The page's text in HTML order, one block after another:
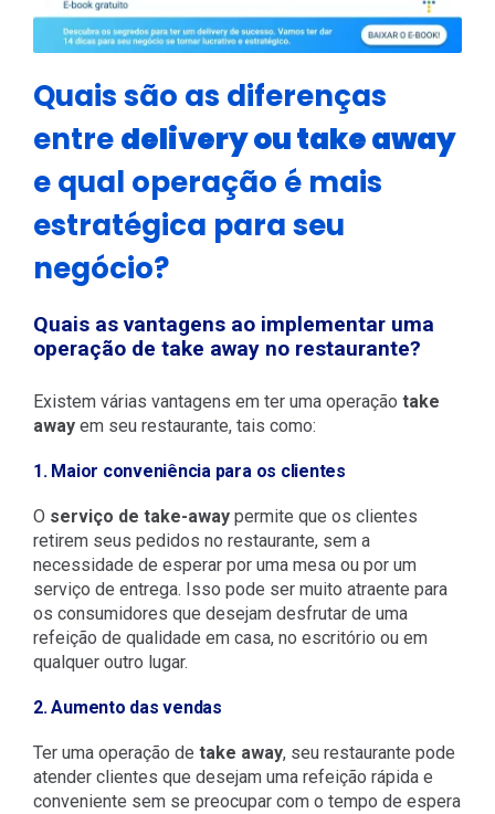
Quais são as diferenças
entredelivery ou take away
e qual operação é mais
estratégica para seu
negócio?
Quais as vantagens ao implementar uma
operação de take away no restaurante?
Existem várias vantagens em ter uma operação take
awayem seu restaurante, tais como:
1. Maior conveniência para os clientes
O serviço de take-awaypermite que os clientes
retirem seus pedidos no restaurante, sem a
necessidade de esperar por uma mesa ou por um
serviço de entrega. Isso pode ser muito atraente para
os consumidores que desejam desfrutar de uma
refeição de qualidade em casa, no escritório ou em
qualquer outro lugar.
2. Aumento das vendas
Ter uma operação de take away, seu restaurante pode
atender clientes que desejam uma refeição rápida e
conveniente sem se preocupar com o tempo de espera